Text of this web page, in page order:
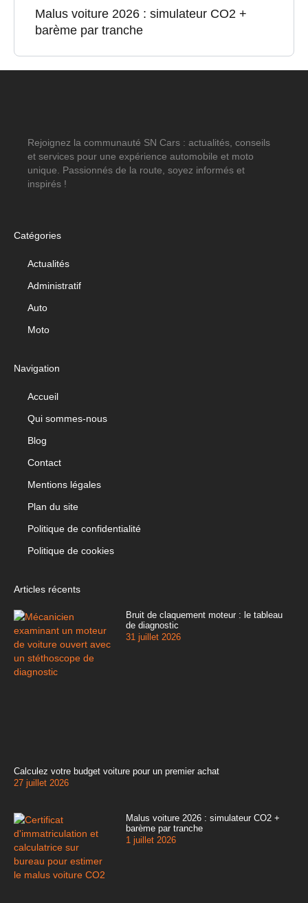
Malus voiture 2026 : simulateur CO2 +
barème par tranche
Rejoignez la communauté SN Cars : actualités, conseils
et services pour une expérience automobile et moto
unique. Passionnés de la route, soyez informés et
inspirés !
Catégories
Actualités
Administratif
Auto
Moto
Navigation
Accueil
Qui sommes-nous
Blog
Contact
Mentions légales
Plan du site
Politique de confidentialité
Politique de cookies
Articles récents
Bruit de claquement moteur : le tableau
de diagnostic
31 juillet 2026
Calculez votre budget voiture pour un premier achat
27 juillet 2026
Malus voiture 2026 : simulateur CO2 +
barème par tranche
1 juillet 2026